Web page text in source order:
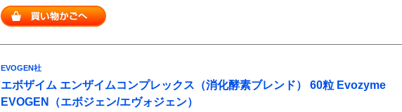
EVOGEN社
エボザイム エンザイムコンプレックス（消化酵素ブレンド） 60粒 Evozyme
EVOGEN（エボジェン/エヴォジェン）